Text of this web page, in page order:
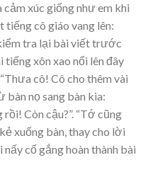
cảm xúc giống như em khi
tiếng cô giáo vang lên:
tra lại bài viết trước
tiếng xôn xao nổi lên đây
cô! Cô cho thêm vài
bàn nọ sang bàn kia:
Còn cậu?”. “Tớ cũng
xuống bàn, thay cho lời
cố gắng hoàn thành bài